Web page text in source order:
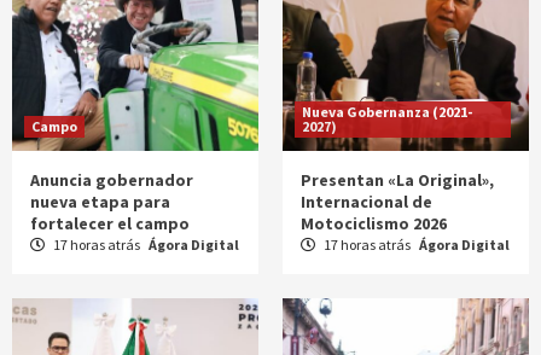
Campo
Anuncia gobernador
nueva etapa para
fortalecer el campo
17 horas atrás Ágora Digital
Nueva Gobernanza (2021-
2027)
Presentan «La Original»,
Internacional de
Motociclismo 2026
17 horas atrás Ágora Digital